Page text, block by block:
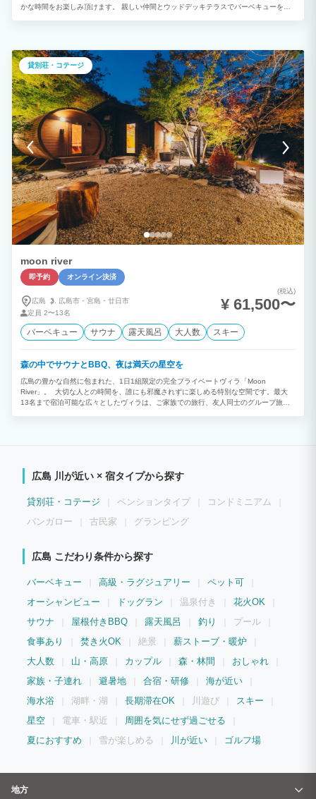
かな時間をお楽しみ頂けます。 親しい仲間とウッドデッキテラスでバーベキューをし
していただけるよう、こだわりの家具や備品をそろえています。これからも、別荘ライ
フを楽しんでいただけるよう、工夫を凝らし、変化させていこうと思っています。
「四季折々、魅力あふれる北広島町」 北広島町は春の新緑、夏の清流、秋の紅葉、冬
のウインタースポーツと、一年を通して観光客に人気のエリア。別荘周辺は静かな森の
中。聞こえるのは川のせせらぎと鳥のさえずりだけ。自然の風を感じてお過ごしくださ
い。真夏でもクーラー無しで快適に過ごせる涼しい日が多いのも魅力。 「森のなかで
のバーベキューは格別の美味しさ」 涼しく快適なウッドテラスでのバーベキューをお
楽しみください。バーベキューグリルは無料で貸し出しています。親しい仲間、家族と
楽しむバーベキューは本当にオススメです。
貸別荘・コテージ
moon river
即予約 オンライン決済
広島 広島市・ 宮島・ 廿日市
定員 2〜13名
(税込)
¥ 61,500〜
バーベキュー サウナ 露天風呂 大人数 スキー
森の中でサウナとBBQ、夜は満天の星空を
広島の豊かな自然に包まれた、1日1組限定の完全プライベートヴィラ「Moon
River」。 大切な人との時間を、誰にも邪魔されずに楽しめる特別な空間です。最大
13名まで宿泊可能な広々としたヴィラは、ご家族での旅行、友人同士のグループ旅、
に、敷地内にはグランピングドームも完備。ヴィラの快適さとアウトドアの楽しさを融
子様連れのご家族も、周囲を気にせず思い思いの時間を満喫できます。 「ただ泊ま
る」だけではなく、「大切な人との思い出をつくる場所」へ。 広島での特別な旅行に
は、自然・癒し・遊びがすべて揃ったMoon Riverで、忘れられないひとときをお過ご
広島 川が近い × 宿タイプから探す
貸別荘・コテージ ペンションタイプ
コンドミニアム
バンガロー
古民家 グランピング
広島 こだわり条件から探す
バーベキュー 高級・ラグジュアリー
ペット可
オーシャンビュー
ドッグラン 温泉付き
花火OK
サウナ
屋根付きBBQ 露天風呂 釣り
プール
食事あり
焚き火OK 絶景
薪ストーブ・暖炉
大人数
山・高原 カップル 森・林間
おしゃれ
家族・子連れ
避暑地 合宿・研修
海が近い
海水浴
湖畔・湖 長期滞在OK 川遊び
スキー
星空
電車・駅近
周囲を気にせず過ごせる
夏におすすめ
雪が楽しめる 川が近い ゴルフ場
地方